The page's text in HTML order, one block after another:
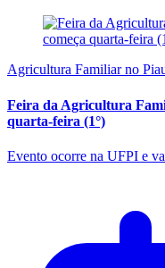
Agricultura Familiar no
Feira da Agricultura
quarta-feira (1°)
Evento ocorre na UFPI e